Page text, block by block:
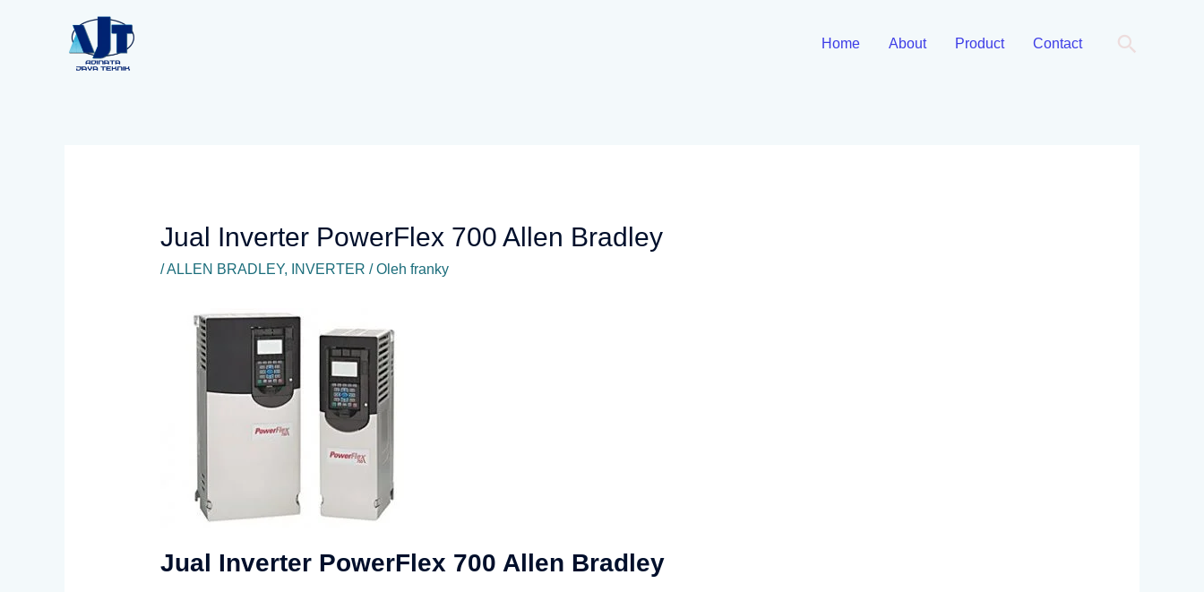
Home About Product Contact Cari
Jual Inverter PowerFlex 700 Allen Bradley
/ALLEN BRADLEY, INVERTER / Oleh franky
Jual Inverter PowerFlex 700 Allen Bradley